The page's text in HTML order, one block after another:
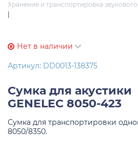
Хранение и транспортировка
Нет в наличии
Артикул: DD0013-138375
Сумка для акустики
GENELEC 8050-423
Сумка для транспортировки
8050/8350.